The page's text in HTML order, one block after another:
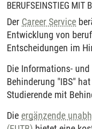
BERUFSEINSTIEG MIT
Der Career Service
Entwicklung von
Entscheidungen im
Die Informations-
Behinderung "IBS"
Studierende mit
Die ergänzende